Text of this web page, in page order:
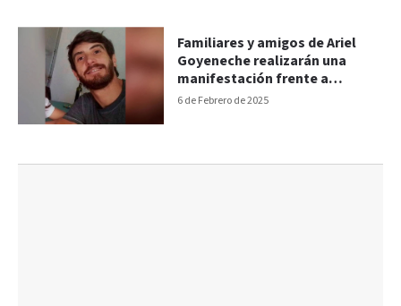
6 de Febrero de 2025
Familiares y amigos de Ariel
Goyeneche realizarán una
manifestación frente a
Tribunales el próximo